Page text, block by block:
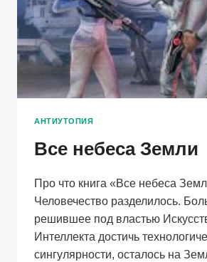
АНТИУТОПИЯ
Все небеса Земли
Про что книга «Все небеса
Человечество разделилось.
решившее под властью
Интеллекта достичь
сингулярности, осталось на